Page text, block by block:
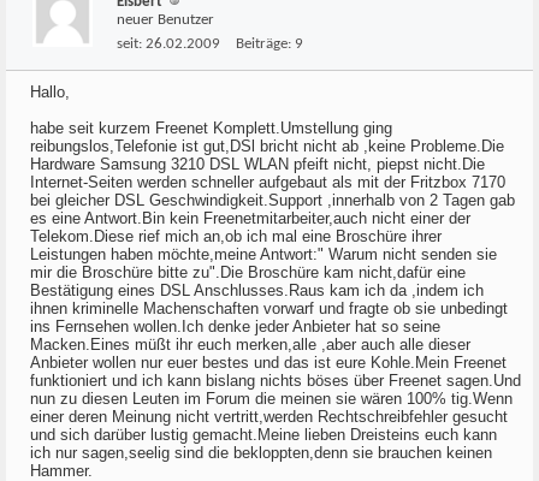
neuer Benutzer
seit: 26.02.2009 Beiträge: 9
Hallo,
habe seit kurzem Freenet Komplett.Umstellung ging
reibungslos,Telefonie ist gut,DSl bricht nicht ab ,keine Probleme.Die
Hardware Samsung 3210 DSL WLAN pfeift nicht, piepst nicht.Die
Internet-Seiten werden schneller aufgebaut als mit der Fritzbox 7170
bei gleicher DSL Geschwindigkeit.Support ,innerhalb von 2 Tagen gab
es eine Antwort.Bin kein Freenetmitarbeiter,auch nicht einer der
Telekom.Diese rief mich an,ob ich mal eine Broschüre ihrer
Leistungen haben möchte,meine Antwort:" Warum nicht senden sie
mir die Broschüre bitte zu".Die Broschüre kam nicht,dafür eine
Bestätigung eines DSL Anschlusses.Raus kam ich da ,indem ich
ihnen kriminelle Machenschaften vorwarf und fragte ob sie unbedingt
ins Fernsehen wollen.Ich denke jeder Anbieter hat so seine
Macken.Eines müßt ihr euch merken,alle ,aber auch alle dieser
Anbieter wollen nur euer bestes und das ist eure Kohle.Mein Freenet
funktioniert und ich kann bislang nichts böses über Freenet sagen.Und
nun zu diesen Leuten im Forum die meinen sie wären 100% tig.Wenn
einer deren Meinung nicht vertritt,werden Rechtschreibfehler gesucht
und sich darüber lustig gemacht.Meine lieben Dreisteins euch kann
ich nur sagen,seelig sind die bekloppten,denn sie brauchen keinen
Hammer.